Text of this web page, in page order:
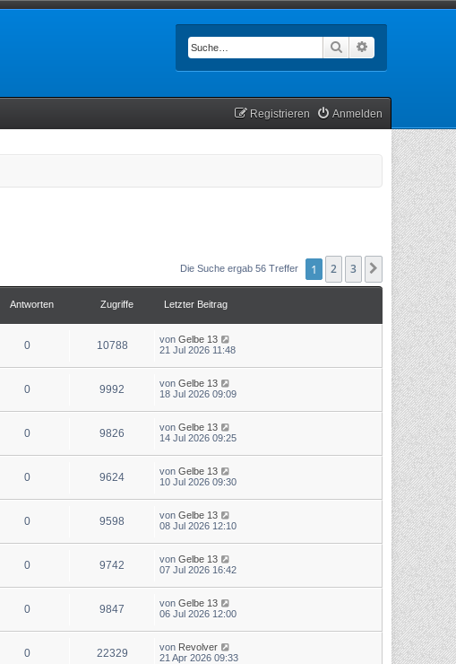
Suche
Anmelden
Registrieren
Die Suche ergab 56 Treffer 1 2 3 Nächste
Antworten Zugriffe Letzter Beitrag
0 10788 von Gelbe 13
21 Jul 2026 11:48
0 9992 von Gelbe 13
18 Jul 2026 09:09
0 9826 von Gelbe 13
14 Jul 2026 09:25
0 9624 von Gelbe 13
10 Jul 2026 09:30
0 9598 von Gelbe 13
08 Jul 2026 12:10
0 9742 von Gelbe 13
07 Jul 2026 16:42
0 9847 von Gelbe 13
06 Jul 2026 12:00
0 22329 von Revolver
21 Apr 2026 09:33